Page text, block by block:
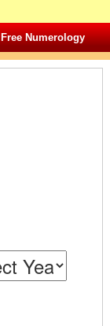
Free Numerology